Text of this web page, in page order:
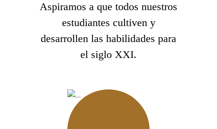
Aspiramos a que todos nuestros
estudiantes cultiven y
desarrollen las habilidades para
el siglo XXI.